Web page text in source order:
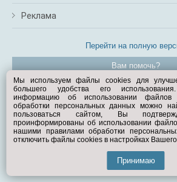
Реклама
Перейти на полную
Вам помочь?
© Exist.ru 1998—2026
Мы используем файлы cookies для
большего удобства его
информацию об использовании
обработки персональных данных можно
пользоваться сайтом, Вы
проинформированы об использовании
нашими правилами обработки
отключить файлы cookies в настройках
Принимаю